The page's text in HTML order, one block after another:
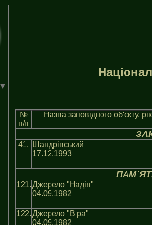
▼
№
п/п
Назва заповiдного об'єкту,
41.
Шандрівський
17.12.1993
121.Джерело "Надія"
04.09.1982
122.Джерело "Віра"
04.09.1982